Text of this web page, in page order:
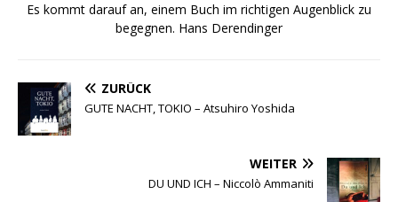
Es kommt darauf an, einem Buch im richtigen Augenblick zu
begegnen. Hans Derendinger
ZURÜCK
GUTE NACHT, TOKIO – Atsuhiro Yoshida
WEITER
DU UND ICH – Niccolò Ammaniti